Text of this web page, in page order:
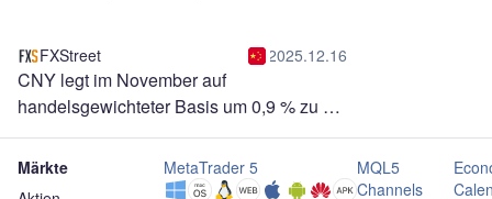
FXStreet 2025.12.16
CNY legt im November auf
handelsgewichteter Basis um 0,9 % zu –
Commerzbank
Märkte
MetaTrader 5
MQL5
Channels